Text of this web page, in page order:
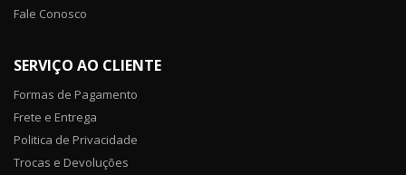
Fale Conosco
SERVIÇO AO CLIENTE
Formas de Pagamento
Frete e Entrega
Politica de Privacidade
Trocas e Devoluções